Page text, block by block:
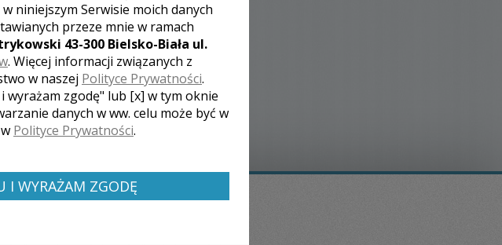
2
niniejszym Serwisie moich danych
przeze mnie w ramach
43-300 Bielsko-Biała ul.
. Więcej informacji związanych z
w naszej Polityce Prywatności.
wyrażam zgodę" lub [x] w tym oknie
danych w ww. celu może być w
Polityce Prywatności.
I WYRAŻAM ZGODĘ